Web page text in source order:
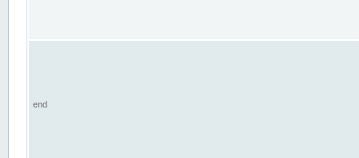
end